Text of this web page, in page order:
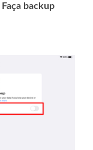
Faça backup